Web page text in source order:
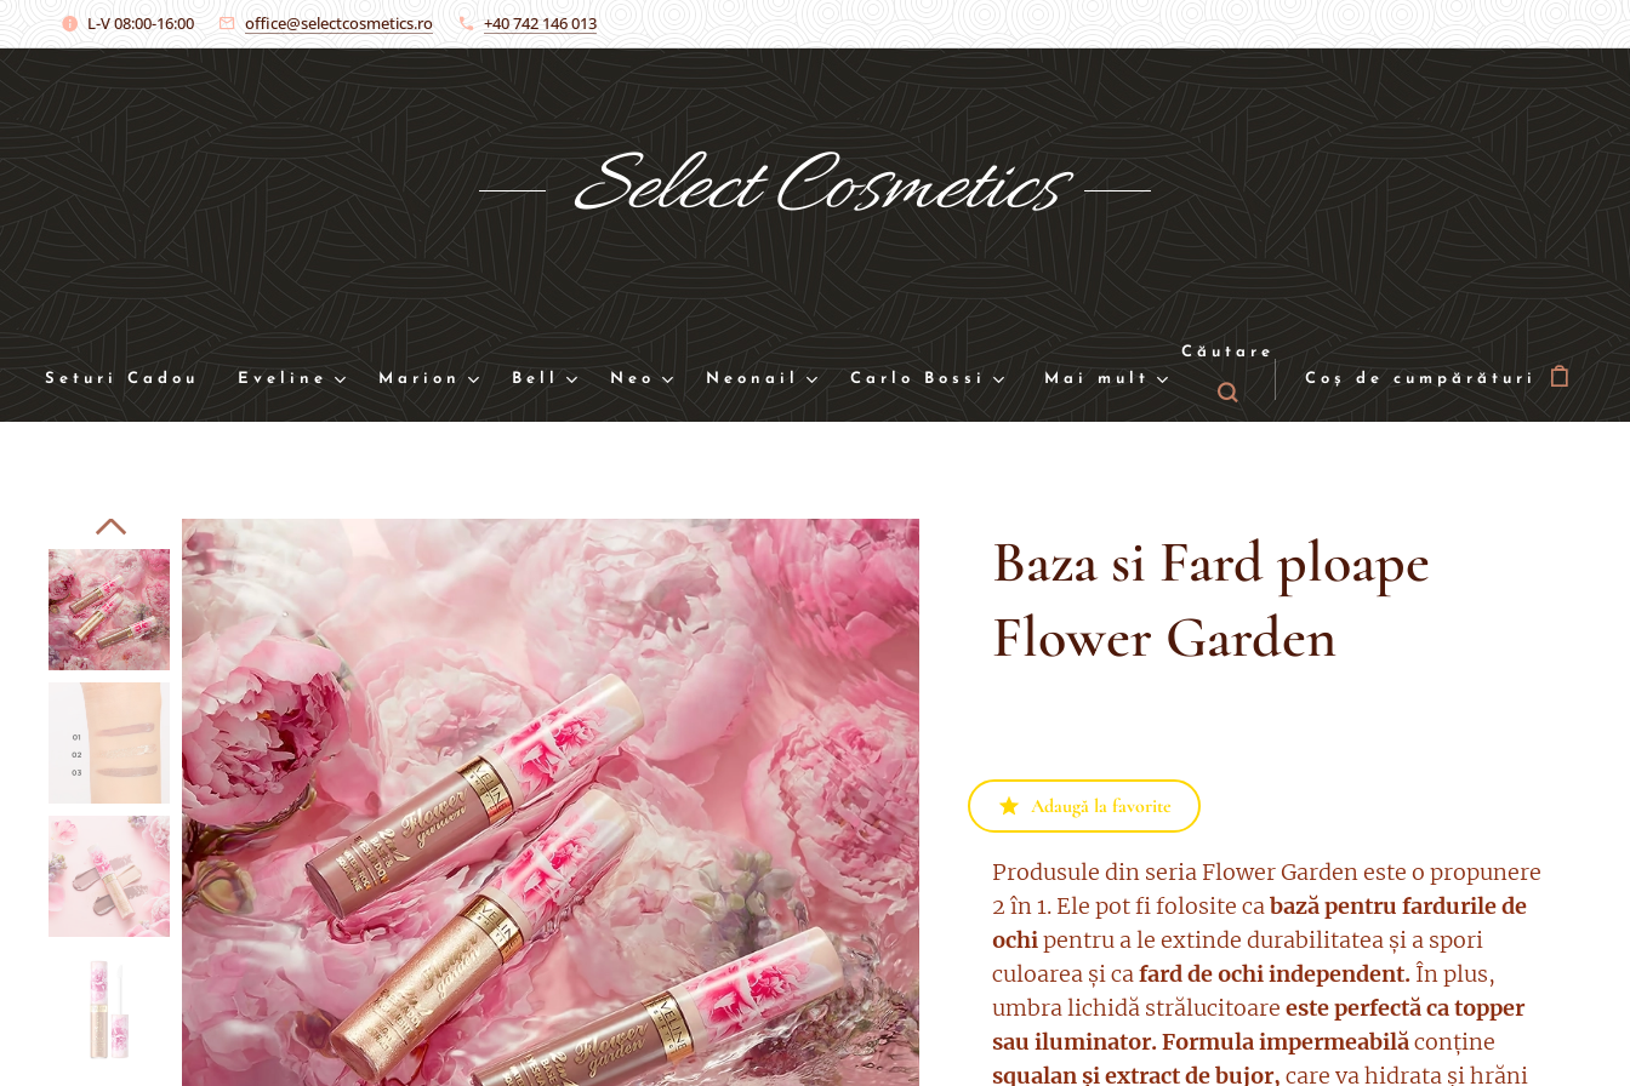
L-V 08:00-16:00 office@selectcosmetics.ro +40 742 146 013
Select Cosmetics
Seturi Cadou Eveline Marion Bell Neo Neonail Carlo Bossi Mai mult
Căutare
Coș de cumpărături
Baza si Fard ploape
Flower Garden
Adaugă la favorite
Produsule din seria Flower Garden este o propunere
2 în 1. Ele pot fi folosite cabază pentru fardurile de
ochipentru a le extinde durabilitatea și a spori
culoarea și cafard de ochi independent.În plus,
umbra lichidă strălucitoareeste perfectă ca topper
sau iluminator.Formula impermeabilăconține
squalan și extract de bujor, care va hidrata și hrăni